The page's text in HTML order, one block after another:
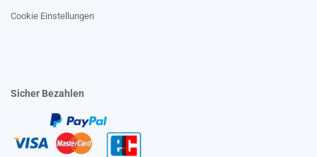
Cookie Einstellungen
Sicher Bezahlen